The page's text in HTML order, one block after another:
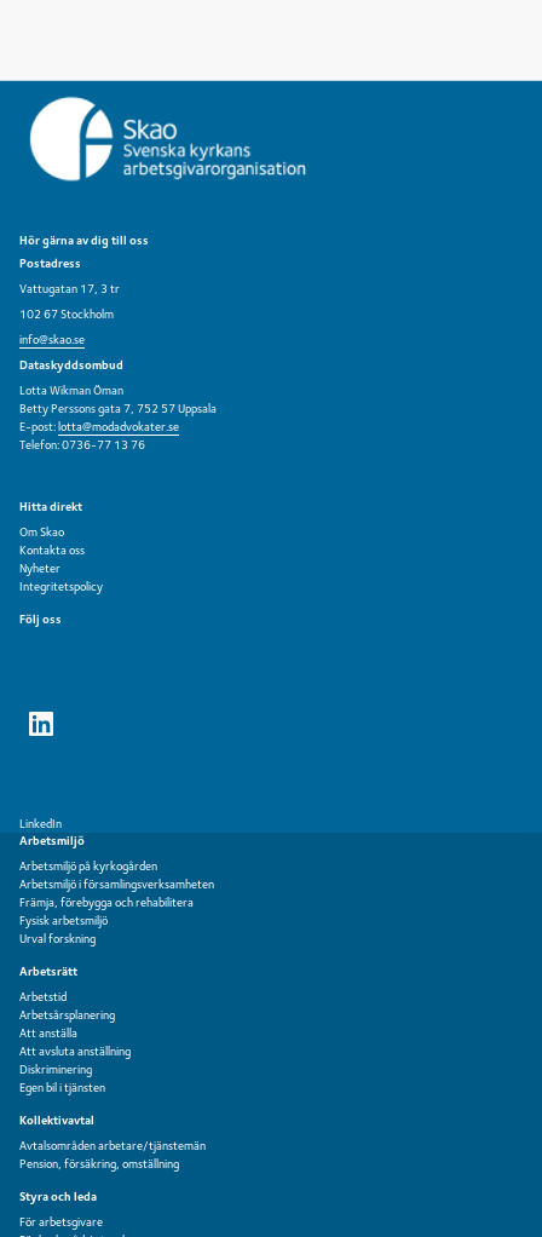
Hör gärna av dig till oss
Postadress
Vattugatan 17, 3 tr
102 67 Stockholm
info@skao.se
Dataskyddsombud
Lotta Wikman Öman
Betty Perssons gata 7, 752 57 Uppsala
E-post:lotta@modadvokater.se
Telefon: 0736-77 13 76
Hitta direkt
Om Skao
Kontakta oss
Nyheter
Integritetspolicy
Följ oss
LinkedIn
Arbetsmiljö
Arbetsmiljö på kyrkogården
Arbetsmiljö i församlingsverksamheten
Främja, förebygga och rehabilitera
Fysisk arbetsmiljö
Urval forskning
Arbetsrätt
Arbetstid
Arbetsårsplanering
Att anställa
Att avsluta anställning
Diskriminering
Egen bil i tjänsten
Kollektivavtal
Avtalsområden arbetare/tjänstemän
Pension, försäkring, omställning
Styra och leda
För arbetsgivare